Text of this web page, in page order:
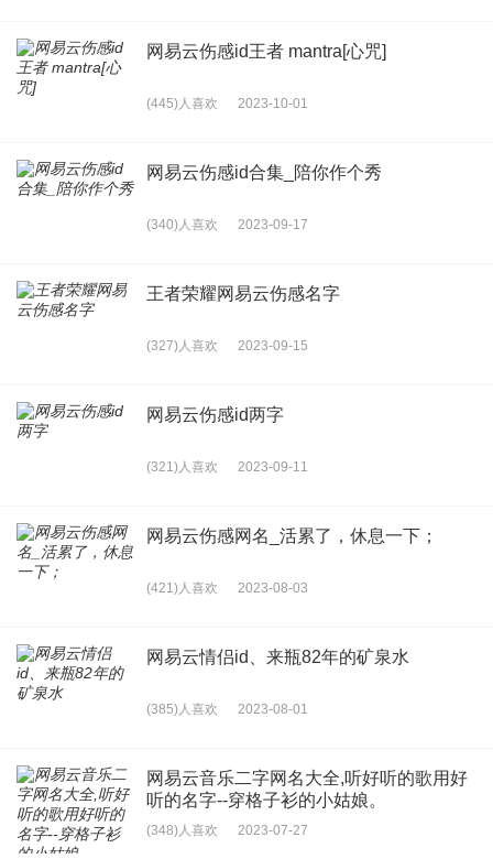
网易云伤感id王者 mantra[心咒]
(445)人喜欢 2023-10-01
网易云伤感id合集_陪你作个秀
(340)人喜欢 2023-09-17
王者荣耀网易云伤感名字
(327)人喜欢 2023-09-15
网易云伤感id两字
(321)人喜欢 2023-09-11
网易云伤感网名_活累了，休息一下；
(421)人喜欢 2023-08-03
网易云情侣id、来瓶82年的矿泉水
(385)人喜欢 2023-08-01
网易云音乐二字网名大全,听好听的歌用好
听的名字--穿格子衫的小姑娘。
(348)人喜欢 2023-07-27